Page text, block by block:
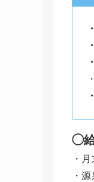
◯
・
・